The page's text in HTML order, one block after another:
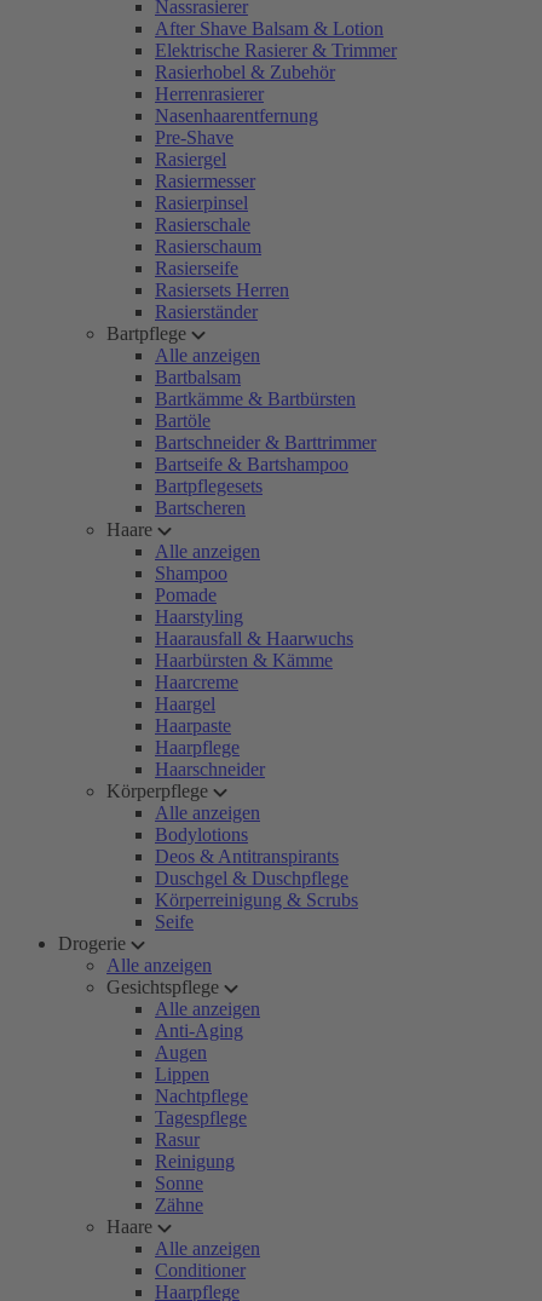
Nassrasierer
After Shave Balsam & Lotion
Elektrische Rasierer & Trimmer
Rasierhobel & Zubehör
Herrenrasierer
Nasenhaarentfernung
Pre-Shave
Rasiergel
Rasiermesser
Rasierpinsel
Rasierschale
Rasierschaum
Rasierseife
Rasiersets Herren
Rasierständer
Bartpflege
Alle anzeigen
Bartbalsam
Bartkämme & Bartbürsten
Bartöle
Bartschneider & Barttrimmer
Bartseife & Bartshampoo
Bartpflegesets
Bartscheren
Haare
Alle anzeigen
Shampoo
Pomade
Haarstyling
Haarausfall & Haarwuchs
Haarbürsten & Kämme
Haarcreme
Haargel
Haarpaste
Haarpflege
Haarschneider
Körperpflege
Alle anzeigen
Bodylotions
Deos & Antitranspirants
Duschgel & Duschpflege
Körperreinigung & Scrubs
Seife
Drogerie
Alle anzeigen
Gesichtspflege
Alle anzeigen
Anti-Aging
Augen
Lippen
Nachtpflege
Tagespflege
Rasur
Reinigung
Sonne
Zähne
Haare
Alle anzeigen
Conditioner
Haarpflege